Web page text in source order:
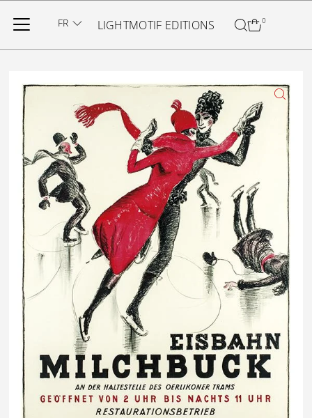
Ignorer et passer au contenu
LIGHTMOTIF EDITIONS 0
FR